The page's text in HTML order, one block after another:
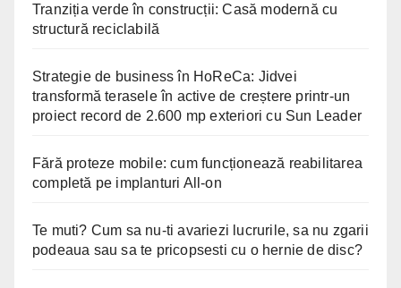
Tranziția verde în construcții: Casă modernă cu
structură reciclabilă
Strategie de business în HoReCa: Jidvei
transformă terasele în active de creștere printr-un
proiect record de 2.600 mp exteriori cu Sun Leader
Fără proteze mobile: cum funcționează reabilitarea
completă pe implanturi All-on
Te muti? Cum sa nu-ti avariezi lucrurile, sa nu zgarii
podeaua sau sa te pricopsesti cu o hernie de disc?